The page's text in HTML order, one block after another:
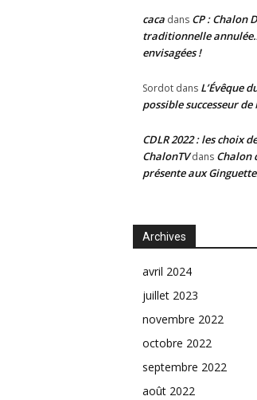
caca dans CP : Chalon
traditionnelle
envisagées !
Sordot dans L’Évêque
possible successeur
CDLR 2022 : les choix
ChalonTVdans Chalon
présente aux
Archives
avril 2024
juillet 2023
novembre 2022
octobre 2022
septembre 2022
août 2022